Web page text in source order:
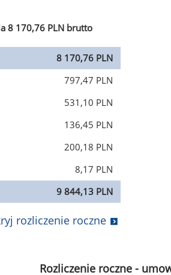
8 170,76 PLN brutto
8 170,76 PLN
797,47 PLN
531,10 PLN
136,45 PLN
200,18 PLN
8,17 PLN
9 844,13 PLN
rozliczenie roczne
Rozliczenie roczne -